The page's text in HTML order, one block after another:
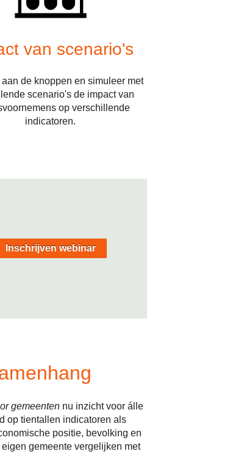
van scenario's
aan de knoppen en simuleer met
scenario's de impact van
op verschillende
indicatoren.
Inschrijven webinar
gemeentennu inzicht voor álle
op tientallen indicatoren als
positie, bevolking en
gemeente vergelijken met